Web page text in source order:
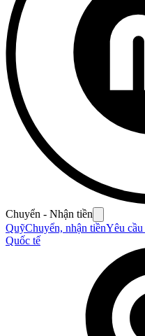
Chuyển - Nhận tiền
QuỹChuyển, nhận tiềnYêu cầu
Quốc tế